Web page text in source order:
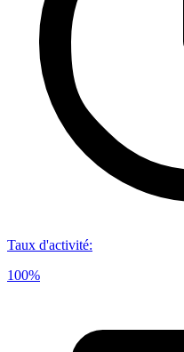
Taux d'activité:
100%